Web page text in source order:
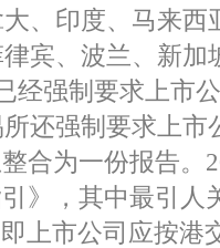
、印度、马来西
宾、波兰、新加
经强制要求上市
还强制要求上市
合为一份报告。
》，其中最引人
上市公司应按港